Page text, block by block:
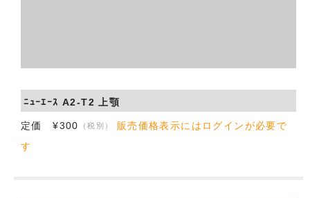
ﾆｭｰｴｰｽ A2-T2 上顎
定価 ¥300 （税別）
販売価格表示にはログインが必要で
す